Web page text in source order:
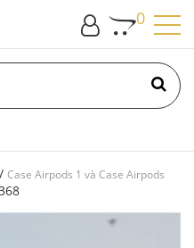
0
/ Case Airpods 1 và Case Airpods